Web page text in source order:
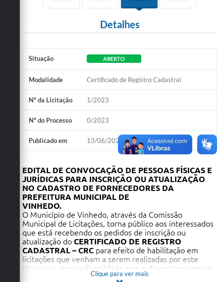
Cidadão
Transporte Coletivo Municipal (Horários e
Itinerários)
Normas e Legislação
Diário Oficial
Defesa Civil
Convênios Terceiro Setor
Poupatempo
Fala.BR
Listagem dos CEPs de Vinhedo
Acesso à Informação
Contratos
Detalhes
Situação ABERTO
Modalidade Certificado de Registro Cadastral
Nº da Licitação 1/2023
Nº do Processo 0/2023
Publicado em 13/06/2023 às 09h00
EDITAL DE CONVOCAÇÃO DE PESSOAS FÍSICAS E
JURÍDICAS PARA INSCRIÇÃO OU ATUALIZAÇÃO
NO CADASTRO DE FORNECEDORES DA
PREFEITURA MUNICIPAL DE
VINHEDO.
O Município de Vinhedo, através da Comissão
Municipal de Licitações, torna público aos interessados
que está recebendo os pedidos de inscrição ou
atualização do CERTIFICADO DE REGISTRO
CADASTRAL – CRC para efeito de habilitação em
licitações que venham a serem realizadas por este
Município, em conformidade com o disposto no artigo
34 da Lei nº 8.666/93 e alterações, e com as normas
Clique para ver mais